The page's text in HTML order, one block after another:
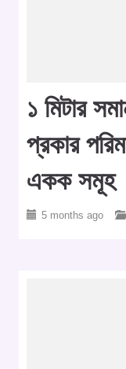
১ মিটার
প্রকার
একক সমূহ
5 months ago